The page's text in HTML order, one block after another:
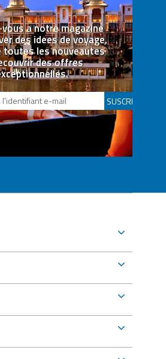
a notre magazine
des idees de voyage,
toutes les nouveautes
des offres
SUSCRIBETE